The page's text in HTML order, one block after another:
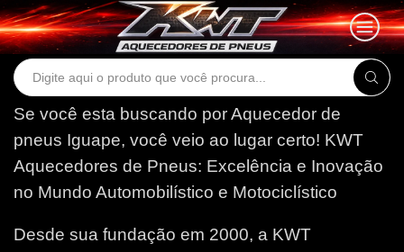
Search
Se você esta buscando por Aquecedor de
pneus Iguape, você veio ao lugar certo! KWT
Aquecedores de Pneus: Excelência e Inovação
no Mundo Automobilístico e Motociclístico
Desde sua fundação em 2000, a KWT